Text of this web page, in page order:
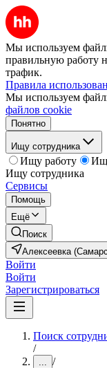
Мы используем
правильную работу
трафик.
Правила
Мы используем
файлов cookie
Понятно
Ищу сотрудника
Ищу работу
Ищу сотрудника
Сервисы
Помощь
Ещё
Поиск
Алексеевка
Войти
Войти
Зарегистрироваться
Поиск
/
... /